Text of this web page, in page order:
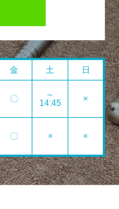
金 土 日
〇
～
14:45
×
〇 × ×